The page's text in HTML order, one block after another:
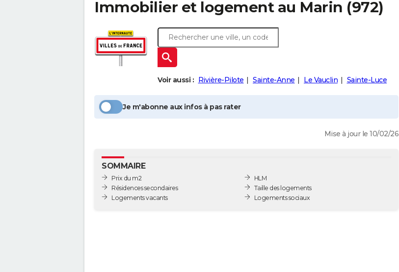
Immobilier et logement au Marin (972)
Voir aussi : Rivière-Pilote Sainte-Anne Le Vauclin Sainte-Luce
Je m'abonne aux infos à pas rater
Mise à jour le 10/02/26
SOMMAIRE
Prix du m2
Résidences secondaires
Logements vacants
HLM
Taille des logements
Logements sociaux